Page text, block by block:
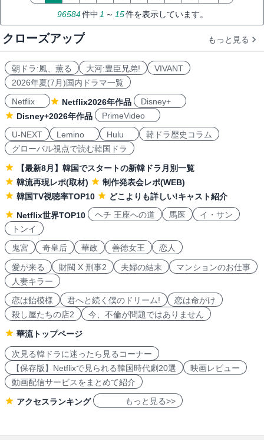
96584件中1 ～ 15件を表示しています。
クローズアップ もっと見る
朝ドラ:風、薫る 大河:豊臣兄弟!
VIVANT
2026年夏(7月)国内ドラマ一覧
Netflix
Netflix2026年作品
Disney+
Disney+2026年作品
PrimeVideo
U-NEXT
Lemino Hulu
韓ドラ歴史コラム
グローバル視点で読む韓国ドラ
【最新8月】韓国でスタートの新韓ドラ月別一覧
韓流再現レポ(取材)
制作発表会レポ(WEB)
韓国TV視聴率TOP10
どこよりも詳しい!キャスト紹介
Netflix世界TOP10
ヘチ 王座への道 馬医
イ・サン
トンイ
鬼宮
奇皇后 華政 善徳女王 恋人
愛が来る 財閥 X 刑事2 夫婦の結末
マンションのお仕事
人妻キラー
恋は飴模様
君へと続く僕のドリーム!
恋は命がけ
殺し屋たちの店2
今、不倫が問題ではありません
華流トップページ
次見る韓ドラに迷ったら見るコーナー
【保存版】Netflixで見られる韓国時代劇20選
映画レビュー
動画配信サービスをまとめて紹介
アクセスランキング もっと見る>>